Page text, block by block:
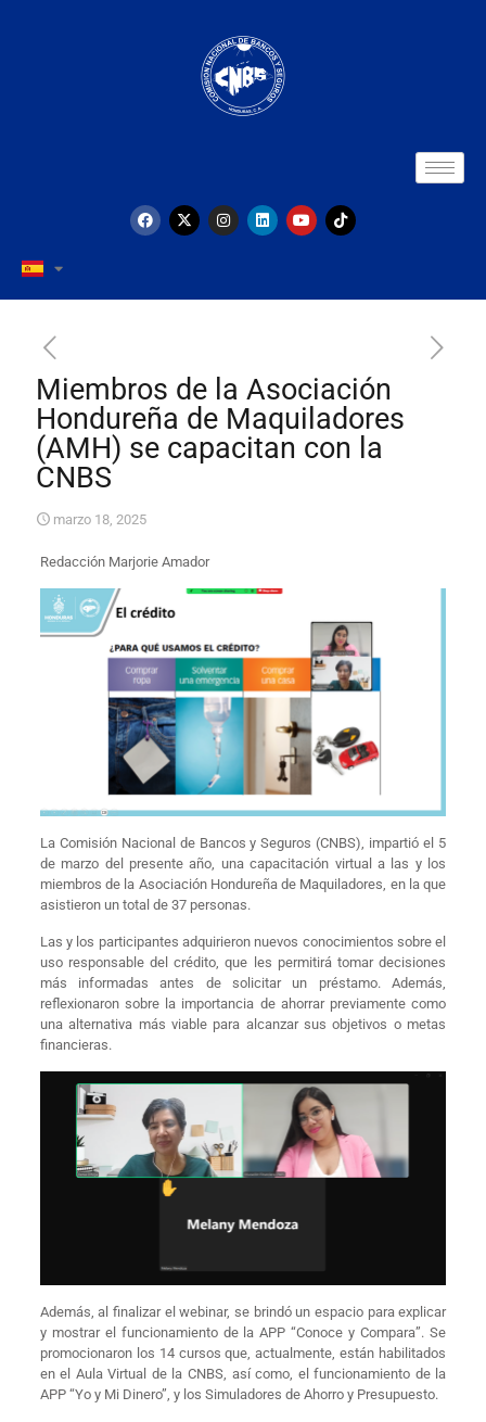
Miembros de la Asociación
Hondureña de Maquiladores
(AMH) se capacitan con la
CNBS
marzo 18, 2025
Redacción Marjorie Amador
La Comisión Nacional de Bancos y Seguros (CNBS), impartió el 5
de marzo del presente año, una capacitación virtual a las y los
miembros de la Asociación Hondureña de Maquiladores, en la que
asistieron un total de 37 personas.
Las y los participantes adquirieron nuevos conocimientos sobre el
uso responsable del crédito, que les permitirá tomar decisiones
más informadas antes de solicitar un préstamo. Además,
reflexionaron sobre la importancia de ahorrar previamente como
una alternativa más viable para alcanzar sus objetivos o metas
financieras.
Además, al finalizar el webinar, se brindó un espacio para explicar
y mostrar el funcionamiento de la APP “Conoce y Compara”. Se
promocionaron los 14 cursos que, actualmente, están habilitados
en el Aula Virtual de la CNBS, así como, el funcionamiento de la
APP “Yo y Mi Dinero”, y los Simuladores de Ahorro y Presupuesto.